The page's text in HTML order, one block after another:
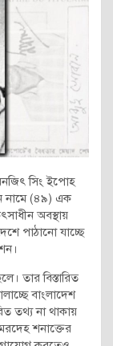
সিং ইপোহ
নামে (৪৯) এক
অবস্থায়
পাঠানো যাচ্ছে
তার বিস্তারিত
বাংলাদেশ
তথ্য না থাকায়
শনাক্তের